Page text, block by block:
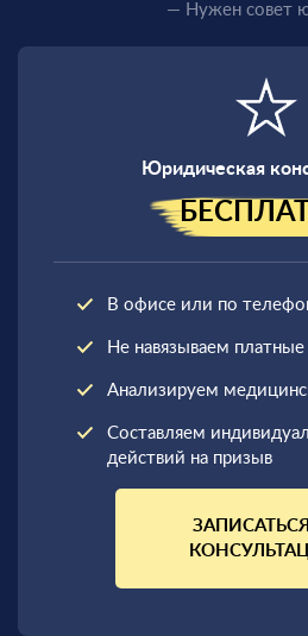
— Нужен совет
Юридическая
В офисе или по
Не навязываем платные
Анализируем
Составляем
действий на призыв